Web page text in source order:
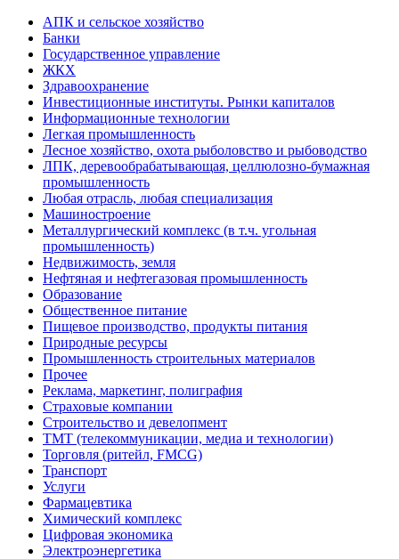
АПК и сельское хозяйство
Банки
Государственное управление
ЖКХ
Здравоохранение
Инвестиционные институты. Рынки капиталов
Информационные технологии
Легкая промышленность
Лесное хозяйство, охота рыболовство и рыбоводство
ЛПК, деревообрабатывающая, целлюлозно-бумажная
промышленность
Любая отрасль, любая специализация
Машиностроение
Металлургический комплекс (в т.ч. угольная
промышленность)
Недвижимость, земля
Нефтяная и нефтегазовая промышленность
Образование
Общественное питание
Пищевое производство, продукты питания
Природные ресурсы
Промышленность строительных материалов
Прочее
Реклама, маркетинг, полиграфия
Страховые компании
Строительство и девелопмент
ТМТ (телекоммуникации, медиа и технологии)
Торговля (ритейл, FMCG)
Транспорт
Услуги
Фармацевтика
Химический комплекс
Цифровая экономика
Электроэнергетика